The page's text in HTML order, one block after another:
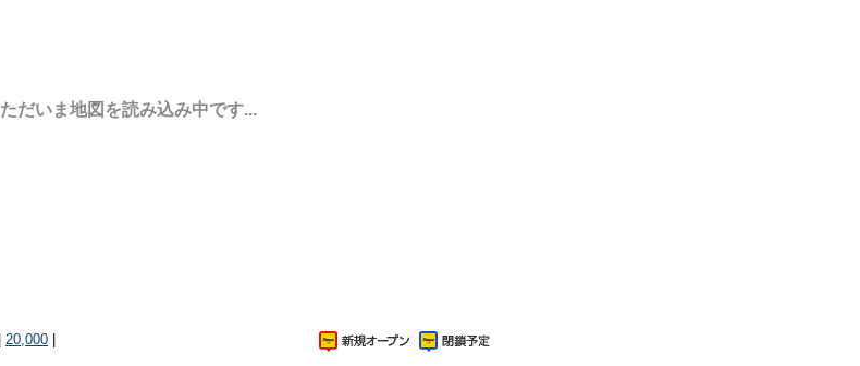
ただいま地図を読み込み中です...
20,000